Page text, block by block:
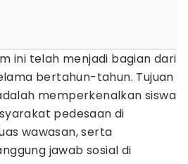
ini telah menjadi bagian dari
bertahun-tahun. Tujuan
memperkenalkan siswa
pedesaan di
wawasan, serta
jawab sosial di